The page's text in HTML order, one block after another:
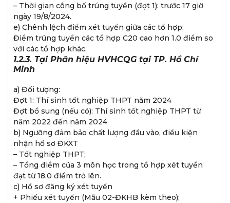
– Thời gian công bố trúng tuyển (đợt 1): trước 17 giờ
ngày 19/8/2024.
e) Chênh lệch điểm xét tuyển giữa các tổ hợp:
Điểm trúng tuyển các tổ hợp C20 cao hơn 1.0 điểm so
với các tổ hợp khác.
1.2.3. Tại Phân hiệu HVHCQG tại TP. Hồ Chí
Minh
a) Đối tượng:
Đợt 1: Thí sinh tốt nghiệp THPT năm 2024
Đợt bổ sung (nếu có): Thí sinh tốt nghiệp THPT từ
năm 2022 đến năm 2024
b) Ngưỡng đảm bảo chất lượng đầu vào, điều kiện
nhận hồ sơ ĐKXT
– Tốt nghiệp THPT;
– Tổng điểm của 3 môn học trong tổ hợp xét tuyển
đạt từ 18.0 điểm trở lên.
c) Hồ sơ đăng ký xét tuyển
+ Phiếu xét tuyển (Mẫu 02-ĐKHB kèm theo);